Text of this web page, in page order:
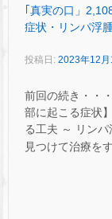
｢真実の口」
症状・リンパ浮
投稿日: 2023年12月
前回の続き・・
部に起こる症状】
る工夫 ～ リン
見つけて治療を